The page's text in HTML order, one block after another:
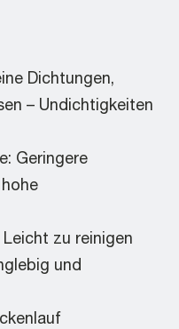
Dichtungen,
– Undichtigkeiten
Geringere
zu reinigen
und